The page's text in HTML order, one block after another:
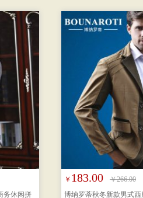
务休闲拼
￥ 183.00
￥266.00
博纳罗蒂秋冬新款男式